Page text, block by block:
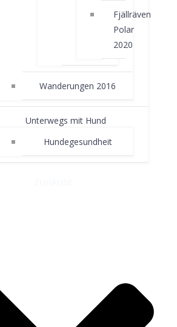
Fjällräven
Polar
2020
Wanderungen 2016
Unterwegs mit Hund
Hundegesundheit